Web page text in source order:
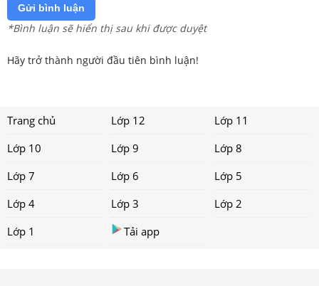
Gửi bình luận
*Bình luận sẽ hiển thị sau khi được duyệt
Hãy trở thành người đầu tiên bình luận!
Trang chủ Lớp 12
Lớp 11
Lớp 10
Lớp 9
Lớp 8
Lớp 7
Lớp 6
Lớp 5
Lớp 4
Lớp 3
Lớp 2
Lớp 1
Tải app